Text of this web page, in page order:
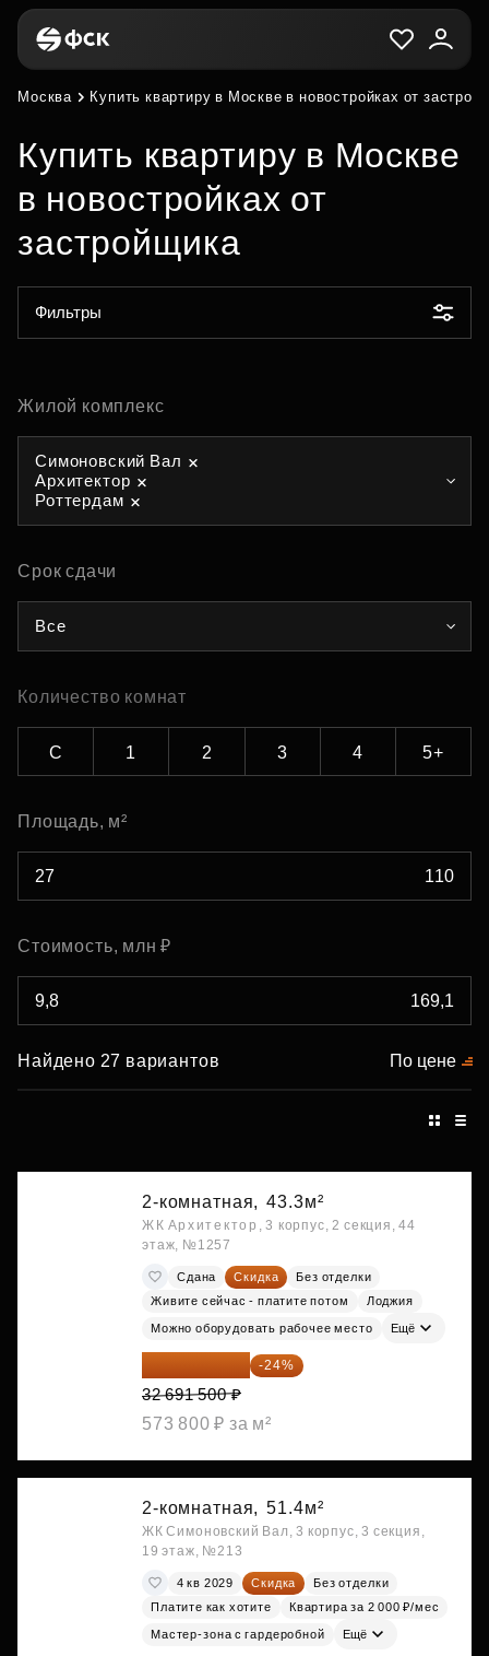
Москва Купить квартиру в Москве в новостройках от
Купить квартиру в Москве
в новостройках от
застройщика
Фильтры
Жилой комплекс
Симоновский Вал
Архитектор
Роттердам
Срок сдачи
Все
Количество комнат
С 1 2 3 4 5+
Площадь, м²
Стоимость, млн ₽
Найдено 27 вариантов По цене
2-комнатная, 43.3м²
ЖК Архитектор, 3 корпус, 2 секция, 44
этаж, №1257
Сдана Скидка
Без отделки
Живите сейчас - платите потом
Лоджия
Можно оборудовать рабочее место Ещё
24 845 540 ₽ -24%
32 691 500 ₽
573 800 ₽ за м²
2-комнатная, 51.4м²
ЖК Симоновский Вал, 3 корпус, 3 секция,
19 этаж, №213
4 кв 2029 Скидка
Без отделки
Платите как хотите
Квартира за 2 000 ₽/мес
Мастер-зона с гардеробной Ещё